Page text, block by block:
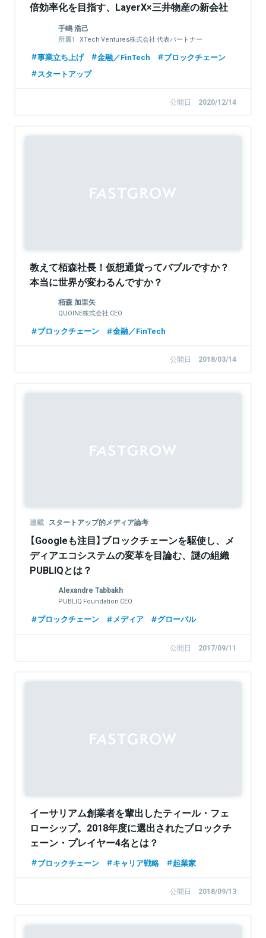
倍効率化を目指す、LayerX×三井物産の新会社
設立の軌跡
手嶋 浩己
XTech Ventures株式会社 代表パートナー
事業立ち上げ 金融／FinTech
ブロックチェーン
スタートアップ
公開日 2020/12/14
教えて栢森社長！仮想通貨ってバブルですか？
本当に世界が変わるんですか？
栢森 加里矢
QUOINE株式会社 CEO
ブロックチェーン 金融／FinTech
公開日 2018/03/14
連載 スタートアップ的メディア論考
【Googleも注目】ブロックチェーンを駆使し、メ
ディアエコシステムの変革を目論む、謎の組織
PUBLIQとは？
Alexandre Tabbakh
PUBLIQ Foundation CEO
ブロックチェーン メディア グローバル
公開日 2017/09/11
イーサリアム創業者を輩出したティール・フェ
ローシップ。2018年度に選出されたブロックチ
ェーン・プレイヤー4名とは？
ブロックチェーン キャリア戦略 起業家
公開日 2018/09/13